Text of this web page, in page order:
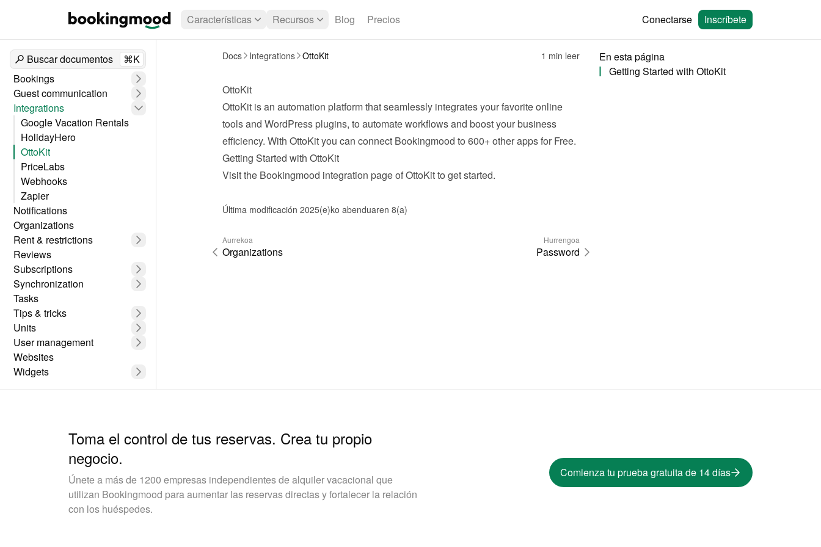
Características Recursos Blog Precios Conectarse Inscríbete
Buscar documentos
⌘K
Bookings
Guest communication
Integrations
Google Vacation Rentals
HolidayHero
OttoKit
PriceLabs
Webhooks
Zapier
Notifications
Organizations
Rent & restrictions
Reviews
Subscriptions
Synchronization
Tasks
Tips & tricks
Units
User management
Websites
Widgets
Docs Integrations OttoKit 1 min leer
OttoKit
OttoKit is an automation platform that seamlessly integrates your favorite online
tools and WordPress plugins, to automate workflows and boost your business
efficiency. With OttoKit you can connect Bookingmood to 600+ other apps for Free.
Getting Started with OttoKit
Visit the Bookingmood integration page of OttoKit to get started.
Última modificación 2025(e)ko abenduaren 8(a)
Aurrekoa
Organizations
Hurrengoa
Password
En esta página
Getting Started with OttoKit
Toma el control de tus reservas. Crea tu propio
negocio.
Únete a más de 1200 empresas independientes de alquiler vacacional que
utilizan Bookingmood para aumentar las reservas directas y fortalecer la relación
con los huéspedes.
Comienza tu prueba gratuita de 14 días